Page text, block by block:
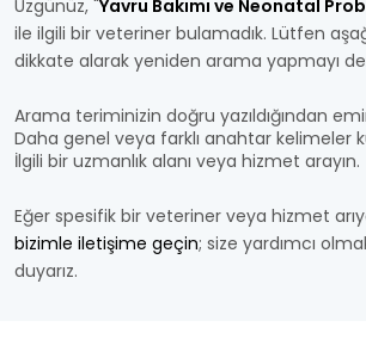
Üzgünüz, "Yavru Bakımı ve Neonatal
ile ilgili bir veteriner bulamadık. Lütfen
dikkate alarak yeniden arama yapmayı
Arama teriminizin doğru yazıldığından
Daha genel veya farklı anahtar kelimeler
İlgili bir uzmanlık alanı veya hizmet arayın.
Eğer spesifik bir veteriner veya hizmet
bizimle iletişime geçin; size yardımcı
duyarız.